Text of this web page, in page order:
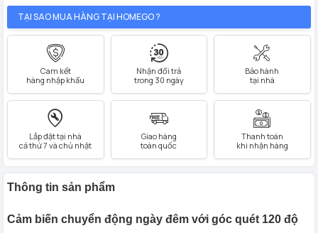
TẠI SAO MUA HÀNG TẠI HOMEGO ?
Cam kết
hàng nhập khẩu
Nhận đổi trả
trong 30 ngày
Bảo hành
tại nhà
Lắp đặt tại nhà
cả thứ 7 và chủ nhật
Giao hàng
toàn quốc
Thanh toán
khi nhận hàng
Thông tin sản phẩm
Cảm biến chuyển động ngày đêm với góc quét 120 độ